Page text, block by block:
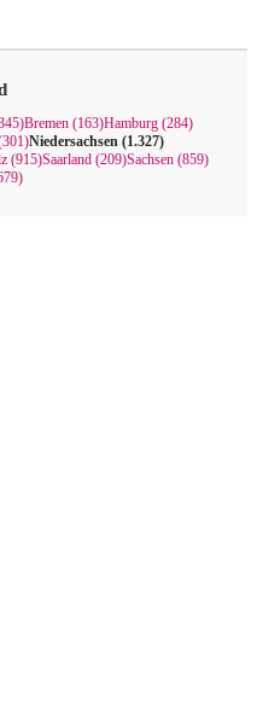
Bremen (163)Hamburg (284)
Niedersachsen (1.327)
(915)Saarland (209)Sachsen (859)